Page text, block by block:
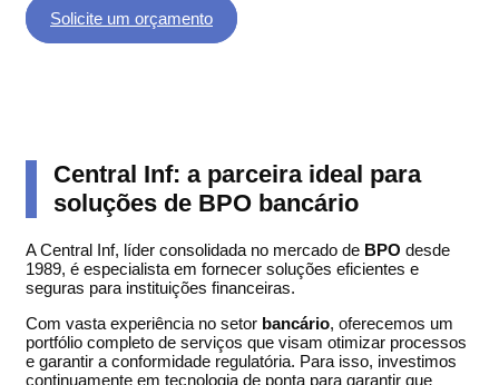
Solicite um orçamento
Central Inf: a parceira ideal para
soluções de BPO bancário
A Central Inf, líder consolidada no mercado de BPO desde
1989, é especialista em fornecer soluções eficientes e
seguras para instituições financeiras.
Com vasta experiência no setor bancário, oferecemos um
portfólio completo de serviços que visam otimizar processos
e garantir a conformidade regulatória. Para isso, investimos
continuamente em tecnologia de ponta para garantir que